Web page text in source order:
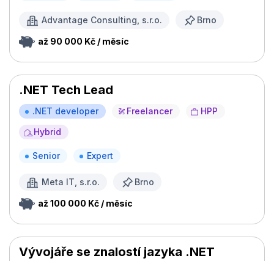
Advantage Consulting, s.r.o. Brno
až 90 000 Kč / měsíc
.NET Tech Lead
.NET developer Freelancer
HPP
Hybrid
Senior Expert
Meta IT, s.r.o. Brno
až 100 000 Kč / měsíc
Vývojáře se znalostí jazyka .NET